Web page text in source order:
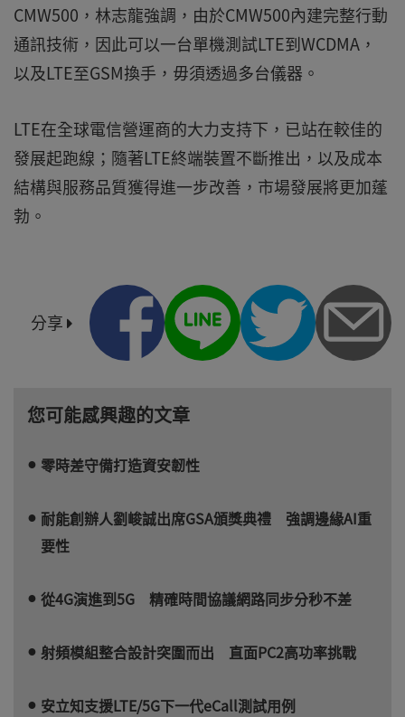
CMW500，林志龍強調，由於CMW500內建完整行動
通訊技術，因此可以一台單機測試LTE到WCDMA，
以及LTE至GSM換手，毋須透過多台儀器。
LTE在全球電信營運商的大力支持下，已站在較佳的
發展起跑線；隨著LTE終端裝置不斷推出，以及成本
結構與服務品質獲得進一步改善，市場發展將更加蓬
勃。
分享
您可能感興趣的文章
零時差守備打造資安韌性
耐能創辦人劉峻誠出席GSA頒獎典禮 強調邊緣AI重
要性
從4G演進到5G 精確時間協議網路同步分秒不差
射頻模組整合設計突圍而出 直面PC2高功率挑戰
安立知支援LTE/5G下一代eCall測試用例